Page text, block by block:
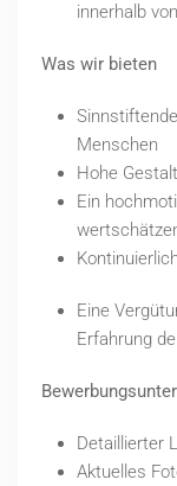
innerhalb
Was wir bieten
Menschen
Hohe
Ein
Eine
Erfahrung
Detaillierter
Aktuelles